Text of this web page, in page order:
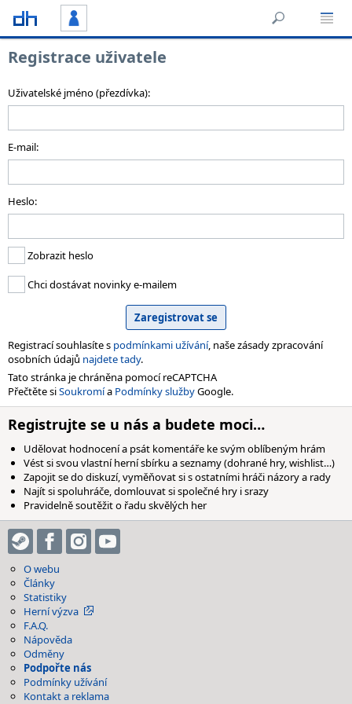
Registrace uživatele
Uživatelské jméno (přezdívka):
E-mail:
Heslo:
Zobrazit heslo
Chci dostávat novinky e-mailem
Registrací souhlasíte s podmínkami užívání, naše zásady zpracování
osobních údajů najdete tady.
Tato stránka je chráněna pomocí reCAPTCHA
Přečtěte siSoukromía Podmínky službyGoogle.
Registrujte se u nás a budete moci…
Udělovat hodnocení a psát komentáře ke svým oblíbeným hrám
Vést si svou vlastní herní sbírku a seznamy (dohrané hry, wishlist…)
Zapojit se do diskuzí, vyměňovat si s ostatními hráči názory a rady
Najít si spoluhráče, domlouvat si společné hry i srazy
Pravidelně soutěžit o řadu skvělých her
O webu
Články
Statistiky
Herní výzva
F.A.Q.
Nápověda
Odměny
Podpořte nás
Podmínky užívání
Kontakt a reklama